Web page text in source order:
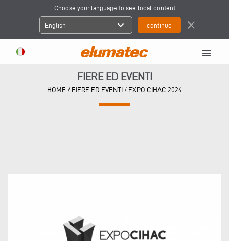
Choose your language to see local content
English expand_more close
menu
FIERE ED EVENTI
HOME / FIERE ED EVENTI / EXPO CIHAC 2024